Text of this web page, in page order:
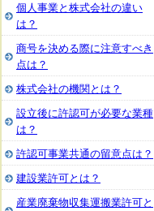
個人事業と株式会社の違い
は？
商号を決める際に注意すべき
点は？
株式会社の機関とは？
設立後に許認可が必要な業種
は？
許認可事業共通の留意点は？
建設業許可とは？
産業廃棄物収集運搬業許可と